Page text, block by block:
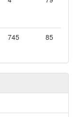
745 85